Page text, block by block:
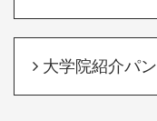
大学院紹介パ